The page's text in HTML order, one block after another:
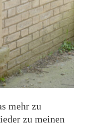
mehr zu
zu meinen